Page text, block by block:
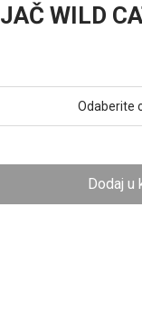
WILD
Dodaj u